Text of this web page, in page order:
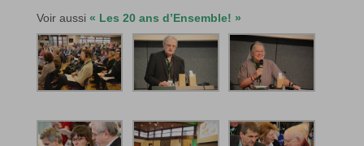
Voir aussi « Les 20 ans d’Ensemble! »